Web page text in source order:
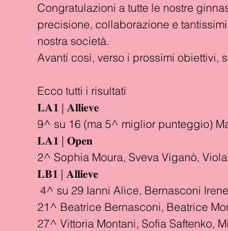
Congratulazioni a tutte le nostre
precisione, collaborazione e
nostra società.
Avanti così, verso i prossimi obiettivi,
Ecco tutti i risultati
𝐋𝐀𝟏 | 𝐀𝐥𝐥𝐢𝐞𝐯𝐞
9^ su 16 (ma 5^ miglior punteggio)
𝐋𝐀𝟏 | 𝐎𝐩𝐞𝐧
2^ Sophia Moura, Sveva Viganò,
𝐋𝐁𝟏 | 𝐀𝐥𝐥𝐢𝐞𝐯𝐞
4^ su 29 Ianni Alice, Bernasconi
21^ Beatrice Bernasconi, Beatrice
27^ Vittoria Montani, Sofia Saftenko,